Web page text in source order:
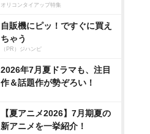
オリコンタイアップ特集
自販機にピッ！ですぐに買え
ちゃう
（PR）ジハンピ
2026年7月夏ドラマも、注目
作＆話題作が勢ぞろい！
【夏アニメ2026】7月期夏の
新アニメを一挙紹介！